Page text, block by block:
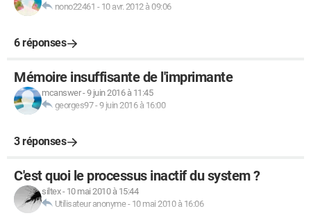
nono22461 - 10 avr. 2012 à 09:06
6 réponses
Mémoire insuffisante de l'imprimante
mcanswer-9 juin 2016 à 11:45
georges97-9 juin 2016 à 16:00
3 réponses
C'est quoi le processus inactif du system ?
siltex- 10 mai 2010 à 15:44
Utilisateur anonyme- 10 mai 2010 à 16:06